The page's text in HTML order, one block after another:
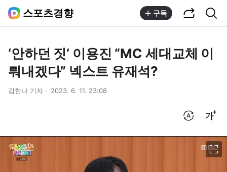
스포츠경향 구독
‘안하던 짓’ 이용진 “MC 세대교체 이
뤄내겠다” 넥스트 유재석?
김한나 기자 2023. 6. 11. 23:08